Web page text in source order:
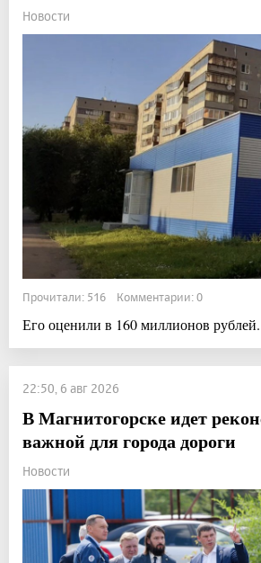
Новости
Прочитали: 516 Комментарии: 0
Его оценили в 160 миллионов рублей.
22:50, 6 авг 2026
В Магнитогорске идет
важной для города дороги
Новости